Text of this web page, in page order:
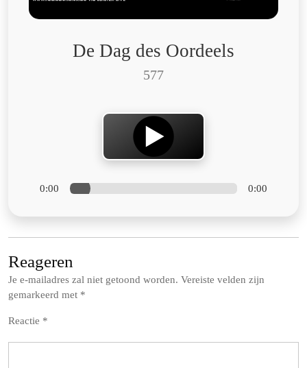
De Dag des Oordeels
577
0:00 0:00
Reageren
Je e-mailadres zal niet getoond worden. Vereiste velden zijn
gemarkeerd met *
Reactie *